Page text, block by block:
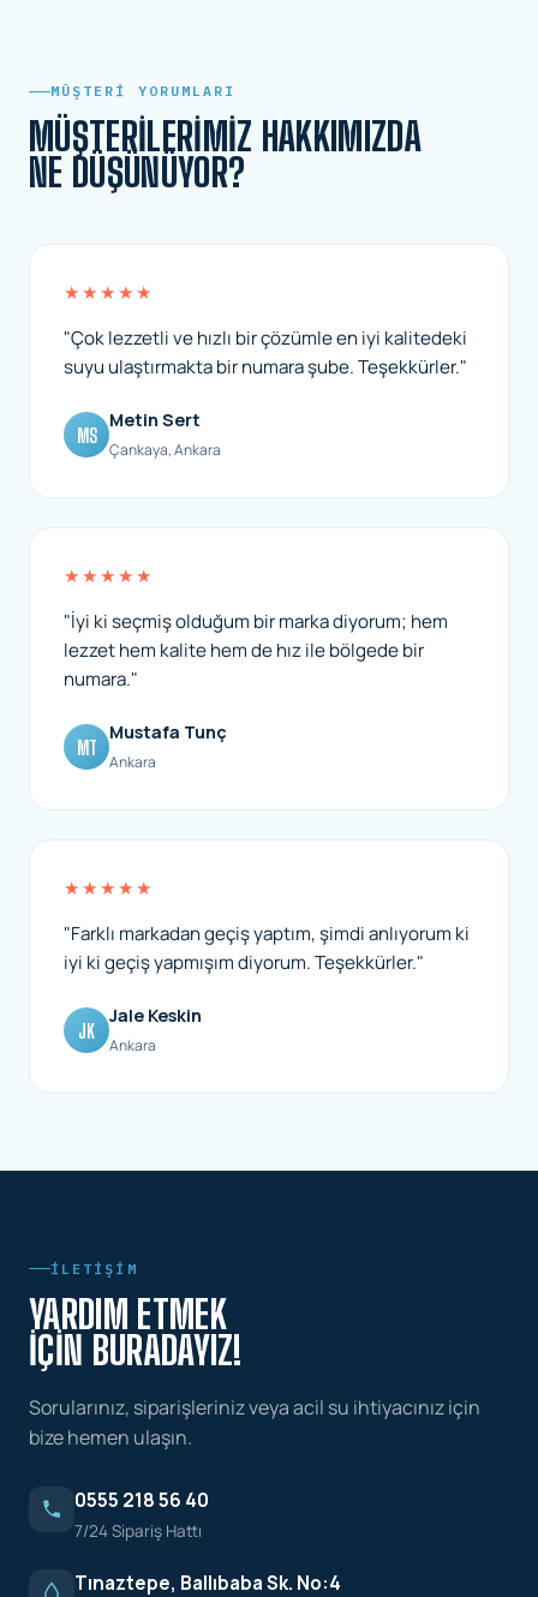
MÜŞTERI YORUMLARI
MÜŞTERILERIMIZ HAKKIMIZDA
NE DÜŞÜNÜYOR?
★★★★★
"Çok lezzetli ve hızlı bir çözümle en iyi kalitedeki
suyu ulaştırmakta bir numara şube. Teşekkürler."
MS
Metin Sert
Çankaya, Ankara
★★★★★
"İyi ki seçmiş olduğum bir marka diyorum; hem
lezzet hem kalite hem de hız ile bölgede bir
numara."
MT
Mustafa Tunç
Ankara
★★★★★
"Farklı markadan geçiş yaptım, şimdi anlıyorum ki
iyi ki geçiş yapmışım diyorum. Teşekkürler."
JK
Jale Keskin
Ankara
İLETIŞIM
YARDIM ETMEK
İÇIN BURADAYIZ!
Sorularınız, siparişleriniz veya acil su ihtiyacınız için
bize hemen ulaşın.
0555 218 56 40
7/24 Sipariş Hattı
Tınaztepe, Ballıbaba Sk. No:4